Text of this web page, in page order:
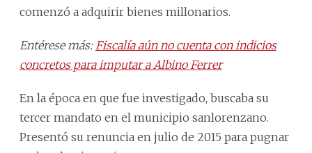
comenzó a adquirir bienes millonarios.
Entérese más: Fiscalía aún no cuenta con indicios
concretos para imputar a Albino Ferrer
En la época en que fue investigado, buscaba su
tercer mandato en el municipio sanlorenzano.
Presentó su renuncia en julio de 2015 para pugnar